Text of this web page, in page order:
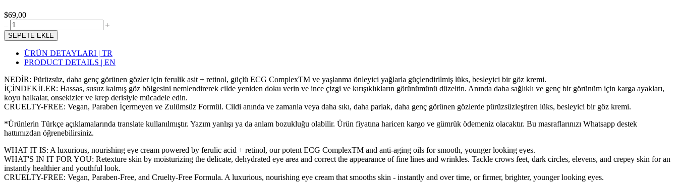
$69,00
SEPETE EKLE
ÜRÜN DETAYLARI | TR
PRODUCT DETAILS | EN
NEDİR: Pürüzsüz, daha genç görünen gözler için ferulik asit + retinol, güçlü ECG ComplexTM ve yaşlanma önleyici yağlarla güçlendirilmiş lüks, besleyici bir göz kremi.
İÇİNDEKİLER: Hassas, susuz kalmış göz bölgesini nemlendirerek cilde yeniden doku verin ve ince çizgi ve kırışıklıkların görünümünü düzeltin. Anında daha sağlıklı ve genç bir görünüm için karga ayakları,
koyu halkalar, onsekizler ve krep derisiyle mücadele edin.
CRUELTY-FREE: Vegan, Paraben İçermeyen ve Zulümsüz Formül. Cildi anında ve zamanla veya daha sıkı, daha parlak, daha genç görünen gözlerde pürüzsüzleştiren lüks, besleyici bir göz kremi.
*Ürünlerin Türkçe açıklamalarında translate kullanılmıştır. Yazım yanlışı ya da anlam bozukluğu olabilir. Ürün fiyatına haricen kargo ve gümrük ödemeniz olacaktır. Bu masraflarınızı Whatsapp destek
hattımızdan öğrenebilirsiniz.
WHAT IT IS: A luxurious, nourishing eye cream powered by ferulic acid + retinol, our potent ECG ComplexTM and anti-aging oils for smooth, younger looking eyes.
WHAT'S IN IT FOR YOU: Retexture skin by moisturizing the delicate, dehydrated eye area and correct the appearance of fine lines and wrinkles. Tackle crows feet, dark circles, elevens, and crepey skin for an
instantly healthier and youthful look.
CRUELTY-FREE: Vegan, Paraben-Free, and Cruelty-Free Formula. A luxurious, nourishing eye cream that smooths skin - instantly and over time, or firmer, brighter, younger looking eyes.